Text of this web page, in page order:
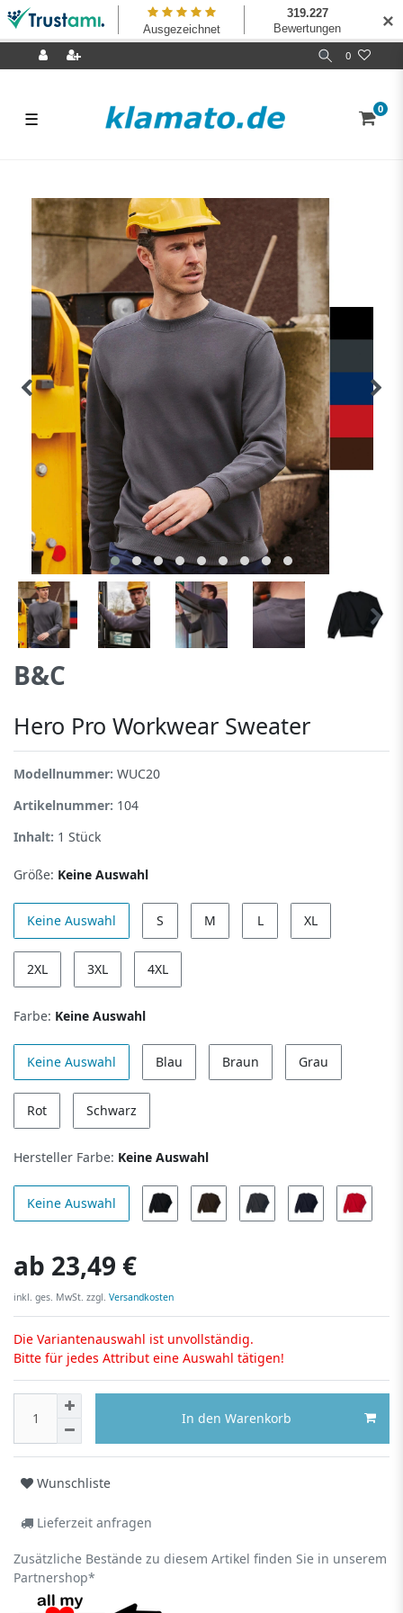
0
☰ 0
B&C
Hero Pro Workwear Sweater
Modellnummer: WUC20
Artikelnummer: 104
Inhalt: 1 Stück
Größe: Keine Auswahl
Keine Auswahl S M L XL
2XL 3XL 4XL
Farbe: Keine Auswahl
Keine Auswahl Blau Braun Grau
Rot Schwarz
Hersteller Farbe: Keine Auswahl
Keine Auswahl
ab 23,49 €
inkl. ges. MwSt. zzgl. Versandkosten
Die Variantenauswahl ist unvollständig.
Bitte für jedes Attribut eine Auswahl tätigen!
In den Warenkorb
Wunschliste
Lieferzeit anfragen
Zusätzliche Bestände zu diesem Artikel finden Sie in unserem
Partnershop*
✕